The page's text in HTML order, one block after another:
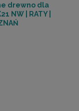
drewno dla
NW | RATY |